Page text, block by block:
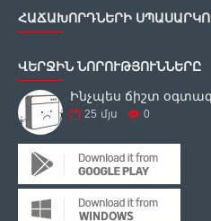
ՀԱՃԱԽՈՐԴՆԵՐԻ
ՎԵՐՋԻՆ ՆՈՐՈՒԹՅՈՒՆՆԵՐԸ
25 մյս 0